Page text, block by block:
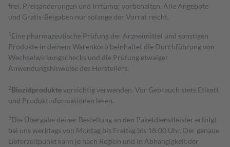
frei. Preisänderungen und Irrtümer vorbehalten. Alle Angebote
und Gratis-Beigaben nur solange der Vorrat reicht.
1 Eine pharmazeutische Prüfung der Arzneimittel und sonstigen
Produkte in deinem Warenkorb beinhaltet die Durchführung von
Wechselwirkungschecks und die Prüfung etwaiger
Anwendungshinweise des Herstellers.
2Biozidproduktevorsichtig verwenden. Vor Gebrauch stets Etikett
und Produktinformationen lesen.
3Die Übergabe deiner Bestellung an den Paketdienstleister erfolgt
bei uns werktags von Montag bis Freitag bis 18:00 Uhr. Der genaue
Lieferzeitpunkt kann je nach Region und in Abhängigkeit der